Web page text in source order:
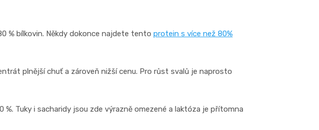
% bílkovin. Někdy dokonce najdete tento protein s více než 80%
plnější chuť a zároveň nižší cenu. Pro růst svalů je naprosto
Tuky i sacharidy jsou zde výrazně omezené a laktóza je přítomna